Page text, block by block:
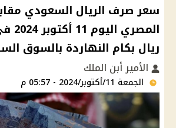
سعر صرف الريال السعودي
ريال بكام النهاردة بالسوق
الأمير أبن الملك
الجمعة 11/أكتوبر/2024 - 05:57 م